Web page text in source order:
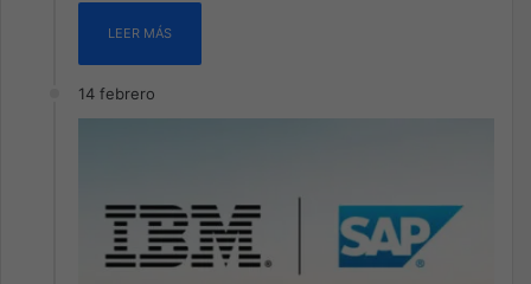
LEER MÁS
14 febrero